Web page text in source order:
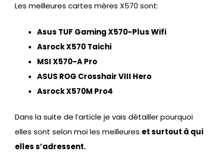
Les meilleures cartes mères X570 sont:
Asus TUF Gaming X570-Plus Wifi
Asrock X570 Taichi
MSI X570-A Pro
ASUS ROG Crosshair VIII Hero
Asrock X570M Pro4
Dans la suite de l’article je vais détailler pourquoi
elles sont selon moi les meilleures et surtout à qui
elles s’adressent.